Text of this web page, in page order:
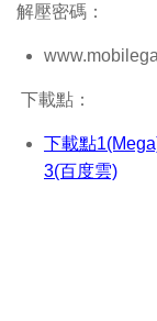
解壓密碼：
下載點：
下載點
3(百度雲)